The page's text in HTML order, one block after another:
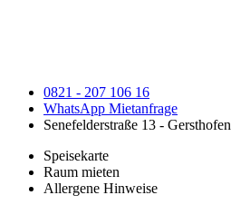
0821 - 207 106 16
WhatsApp Mietanfrage
Senefelderstraße 13 - Gersthofen
Speisekarte
Raum mieten
Allergene Hinweise